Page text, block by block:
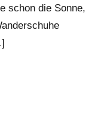
schon die Sonne,